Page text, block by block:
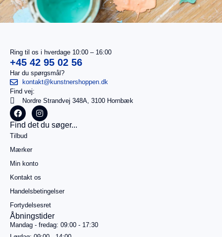
I
alt
0,00kr.
Køb for
499,00kr.
gratis
fragt
Gå til
Se
kurv
Ring til os i hverdage 10:00 – 16:00
+45 42 95 02 56
Har du spørgsmål?
kontakt@kunstnershoppen.dk
Find vej:
Nordre Strandvej 348A, 3100 Hornbæk
Find det du søger...
Tilbud
Mærker
Min konto
Kontakt os
Handelsbetingelser
Fortydelsesret
Åbningstider
Mandag - fredag: 09:00 - 17:30